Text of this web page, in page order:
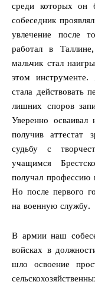
среди которых
собеседник
увлечение после
работал в
мальчик стал
этом
стала действовать
лишних споров
Уверенно
получив аттестат
судьбу с
учащимся
получал профессию
Но после первого
на военную службу.
В армии наш
войсках в
шло освоение